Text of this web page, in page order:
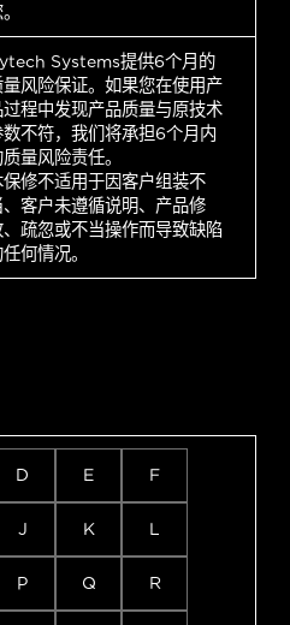
Systems提供6个月的
量风险保证。如果您在使用产
过程中发现产品质量与原技术
数不符，我们将承担6个月内
质量风险责任。
保修不适用于因客户组装不
、客户未遵循说明、产品修
、疏忽或不当操作而导致缺陷
何情况。
D E F
J K L
P Q R